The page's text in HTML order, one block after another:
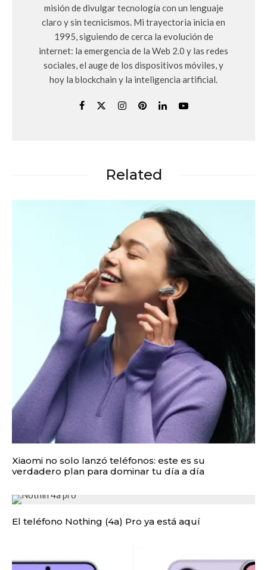
misión de divulgar tecnología con un lenguaje
claro y sin tecnicismos. Mi trayectoria inicia en
1995, siguiendo de cerca la evolución de
internet: la emergencia de la Web 2.0 y las redes
sociales, el auge de los dispositivos móviles, y
hoy la blockchain y la inteligencia artificial.
Related
Xiaomi no solo lanzó teléfonos: este es su
verdadero plan para dominar tu día a día
El teléfono Nothing (4a) Pro ya está aquí